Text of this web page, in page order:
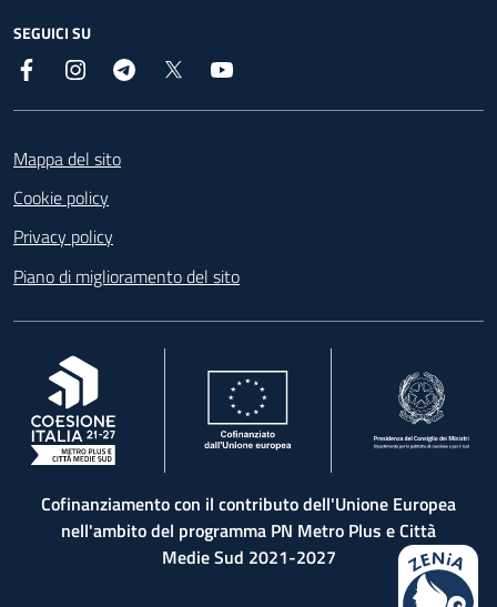
SEGUICI SU
Facebook InstagramTelegram
Mappa del sito
Cookie policy
Privacy policy
Piano di miglioramento del sito
, apre in una nuova scheda
Cofinanziamento con il contributo dell'Unione Europea
nell'ambito del programma PN Metro Plus e Città
Medie Sud 2021-2027